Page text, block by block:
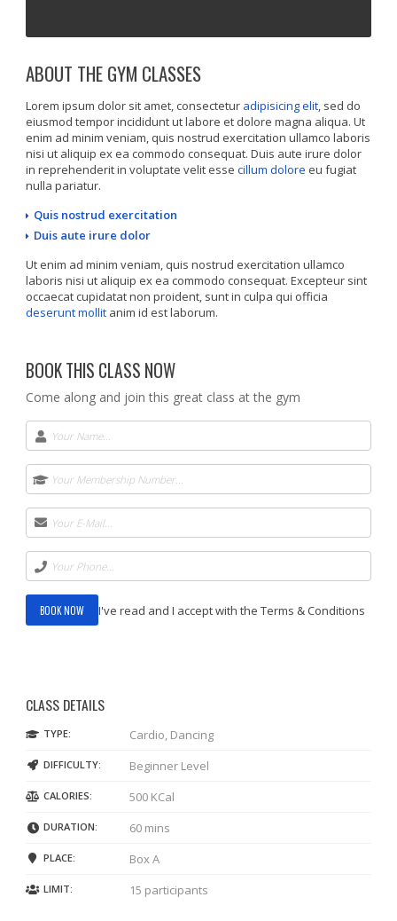
ABOUT THE GYM CLASSES
Lorem ipsum dolor sit amet, consectetur adipisicing elit, sed do
eiusmod tempor incididunt ut labore et dolore magna aliqua. Ut
enim ad minim veniam, quis nostrud exercitation ullamco laboris
nisi ut aliquip ex ea commodo consequat. Duis aute irure dolor
in reprehenderit in voluptate velit essecillum dolore eu fugiat
nulla pariatur.
Quis nostrud exercitation
Duis aute irure dolor
Ut enim ad minim veniam, quis nostrud exercitation ullamco
laboris nisi ut aliquip ex ea commodo consequat. Excepteur sint
occaecat cupidatat non proident, sunt in culpa qui officia
deserunt mollit anim id est laborum.
BOOK THIS CLASS NOW
Come along and join this great class at the gym
I've read and I accept with the Terms & Conditions
CLASS DETAILS
TYPE: Cardio, Dancing
DIFFICULTY: Beginner Level
CALORIES: 500 KCal
DURATION: 60 mins
PLACE: Box A
LIMIT: 15 participants